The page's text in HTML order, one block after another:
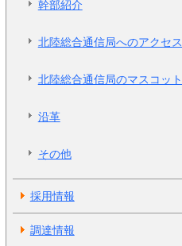
幹部紹介
北陸総合通信局へのアクセス
北陸総合通信局のマスコット
沿革
その他
採用情報
調達情報